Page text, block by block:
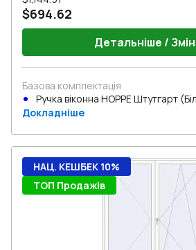
$694.62
Детальніше /
Базова комплектація
Ручка віконна HOPPE Штутгарт
Докладніше
НАЦ. КЕШБЕК 10%
ТОП Продажів